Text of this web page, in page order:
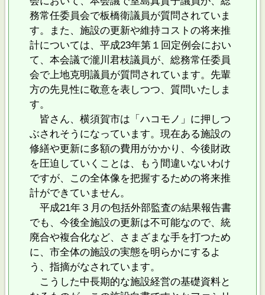
務常任委員会で板橋衛議員が質問されていま
す。また、施設の更新や維持コストの将来推
計については、平成23年第１回定例会におい
て、本会議で瀧川君枝議員が、総務常任委員
会で上地克明議員が質問されています。先輩
方の先見性に敬意を表しつつ、質問いたしま
す。
皆さん、横須賀市は「ハコモノ」に押しつ
ぶされそうになっています。現在ある施設の
修繕や更新に多額の費用がかかり、今後財政
を圧迫していくことは、もう間違いないわけ
ですが、この全体像を把握するための将来推
計ができていません。
平成21年３月の包括外部監査の結果報告書
でも、今後全施設の更新は不可能なので、統
廃合や複合化など、さまざまな手を打つため
に、市全体の施設の実態を明らかにするよ
う、指摘がなされています。
こうした中長期的な施設経営の基礎資料と